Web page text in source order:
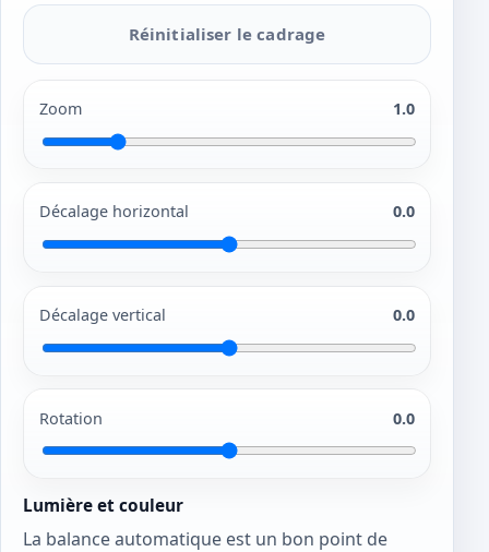
Réinitialiser le cadrage
Zoom 1.0
Décalage horizontal 0.0
Décalage vertical 0.0
Rotation 0.0
Lumière et couleur
La balance automatique est un bon point de